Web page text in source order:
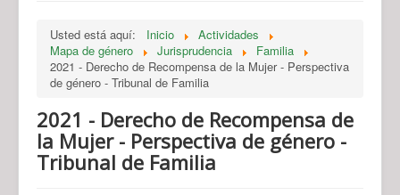
Legislación
Novedades
Recursos y Servicios de Atención
Contacto
Usted está aquí: Inicio
Actividades
Mapa de género
Jurisprudencia
Familia
2021 - Derecho de Recompensa de la Mujer - Perspectiva
de género - Tribunal de Familia
2021 - Derecho de Recompensa de
la Mujer - Perspectiva de género -
Tribunal de Familia